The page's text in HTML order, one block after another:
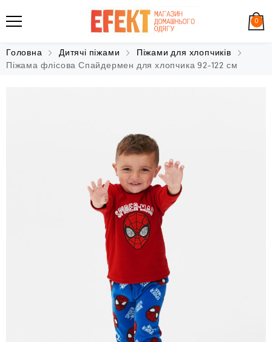
0
Головна Дитячі піжами
Піжами для хлопчиків
Піжама флісова Спайдермен для хлопчика 92-122 см